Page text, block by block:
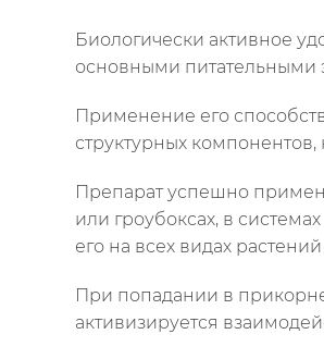
Биологически активное
основными питательными
Применение его
структурных
Препарат успешно
или гроубоксах, в
его на всех видах
При попадании в
активизируется